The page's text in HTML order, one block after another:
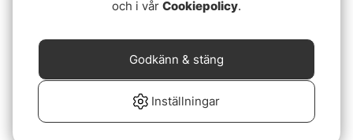
och i vår Cookiepolicy.
Inställningar
Godkänn & stäng